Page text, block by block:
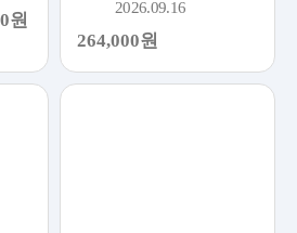
원
2026.09.16
264,000원